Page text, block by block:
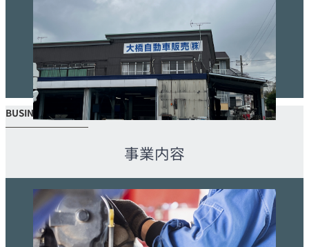
BUSINESS
事業内容